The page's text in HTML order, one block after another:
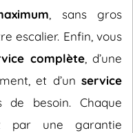
, sans gros
escalier. Enfin, vous
complète, d’une
et d’un service
besoin. Chaque
par une garantie